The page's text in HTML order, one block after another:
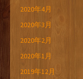
2020年4月
2020年3月
2020年2月
2020年1月
2019年12月